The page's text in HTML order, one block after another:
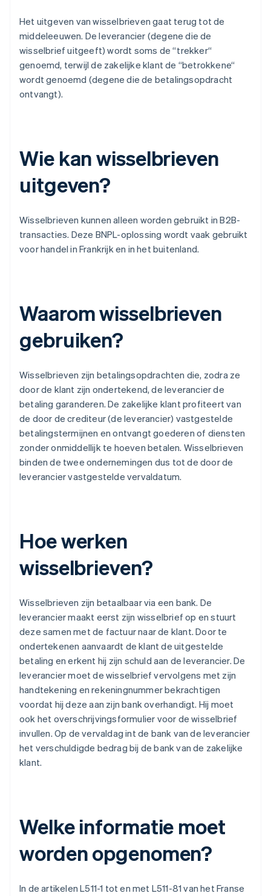
Het uitgeven van wisselbrieven gaat terug tot de
middeleeuwen. De leverancier (degene die de
wisselbrief uitgeeft) wordt soms de “trekker“
genoemd, terwijl de zakelijke klant de “betrokkene“
wordt genoemd (degene die de betalingsopdracht
ontvangt).
Wie kan wisselbrieven
uitgeven?
Wisselbrieven kunnen alleen worden gebruikt in B2B-
transacties. Deze BNPL-oplossing wordt vaak gebruikt
voor handel in Frankrijk en in het buitenland.
Waarom wisselbrieven
gebruiken?
Wisselbrieven zijn betalingsopdrachten die, zodra ze
door de klant zijn ondertekend, de leverancier de
betaling garanderen. De zakelijke klant profiteert van
de door de crediteur (de leverancier) vastgestelde
betalingstermijnen en ontvangt goederen of diensten
zonder onmiddellijk te hoeven betalen. Wisselbrieven
binden de twee ondernemingen dus tot de door de
leverancier vastgestelde vervaldatum.
Hoe werken
wisselbrieven?
Wisselbrieven zijn betaalbaar via een bank. De
leverancier maakt eerst zijn wisselbrief op en stuurt
deze samen met de factuur naar de klant. Door te
ondertekenen aanvaardt de klant de uitgestelde
betaling en erkent hij zijn schuld aan de leverancier. De
leverancier moet de wisselbrief vervolgens met zijn
handtekening en rekeningnummer bekrachtigen
voordat hij deze aan zijn bank overhandigt. Hij moet
ook het overschrijvingsformulier voor de wisselbrief
invullen. Op de vervaldag int de bank van de leverancier
het verschuldigde bedrag bij de bank van de zakelijke
klant.
Welke informatie moet
worden opgenomen?
In de artikelen L511-1 tot en met L511-81 van het Franse